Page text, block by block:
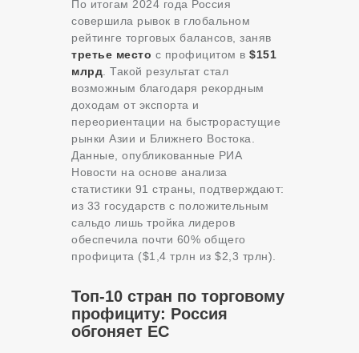
По итогам 2024 года Россия
совершила рывок в глобальном
рейтинге торговых балансов, заняв
третье место с профицитом в $151
млрд . Такой результат стал
возможным благодаря рекордным
доходам от экспорта и
переориентации на быстрорастущие
рынки Азии и Ближнего Востока.
Данные, опубликованные РИА
Новости на основе анализа
статистики 91 страны, подтверждают:
из 33 государств с положительным
сальдо лишь тройка лидеров
обеспечила почти 60% общего
профицита ($1,4 трлн из $2,3 трлн).
Топ-10 стран по торговому
профициту: Россия
обгоняет ЕС